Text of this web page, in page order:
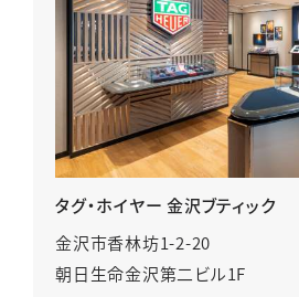
タグ・ホイヤー 金沢ブティック
金沢市香林坊1-2-20
朝日生命金沢第二ビル1F